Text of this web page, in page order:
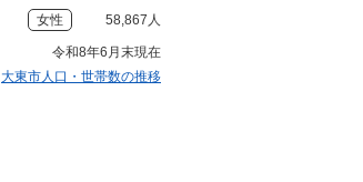
女性 58,867人
令和8年6月末現在
大東市人口・世帯数の推移